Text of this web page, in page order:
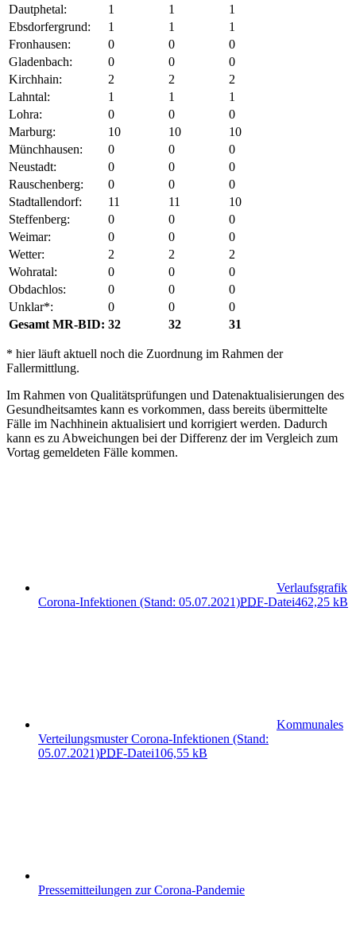
Dautphetal:
1 1
1
Ebsdorfergrund:
1 1
1
Fronhausen:
0 0
0
Gladenbach:
0 0
0
Kirchhain:
2 2
2
Lahntal:
1 1
1
Lohra:
0 0
0
Marburg:
10 10
10
Münchhausen:
0 0
0
Neustadt:
0 0
0
Rauschenberg:
0 0
0
Stadtallendorf:
11 11
10
Steffenberg:
0 0
0
Weimar:
0 0
0
Wetter:
2 2
2
Wohratal:
0 0
0
Obdachlos:
0 0
0
Unklar*:
0 0
0
Gesamt MR-BID: 32 32 31
* hier läuft aktuell noch die Zuordnung im Rahmen der
Fallermittlung.
Im Rahmen von Qualitätsprüfungen und Datenaktualisierungen des
Gesundheitsamtes kann es vorkommen, dass bereits übermittelte
Fälle im Nachhinein aktualisiert und korrigiert werden. Dadurch
kann es zu Abweichungen bei der Differenz der im Vergleich zum
Vortag gemeldeten Fälle kommen.
Verlaufsgrafik
Corona-Infektionen (Stand: 05.07.2021)PDF-Datei462,25 kB
Kommunales
Verteilungsmuster Corona-Infektionen (Stand:
05.07.2021)PDF-Datei106,55 kB
Pressemitteilungen zur Corona-Pandemie